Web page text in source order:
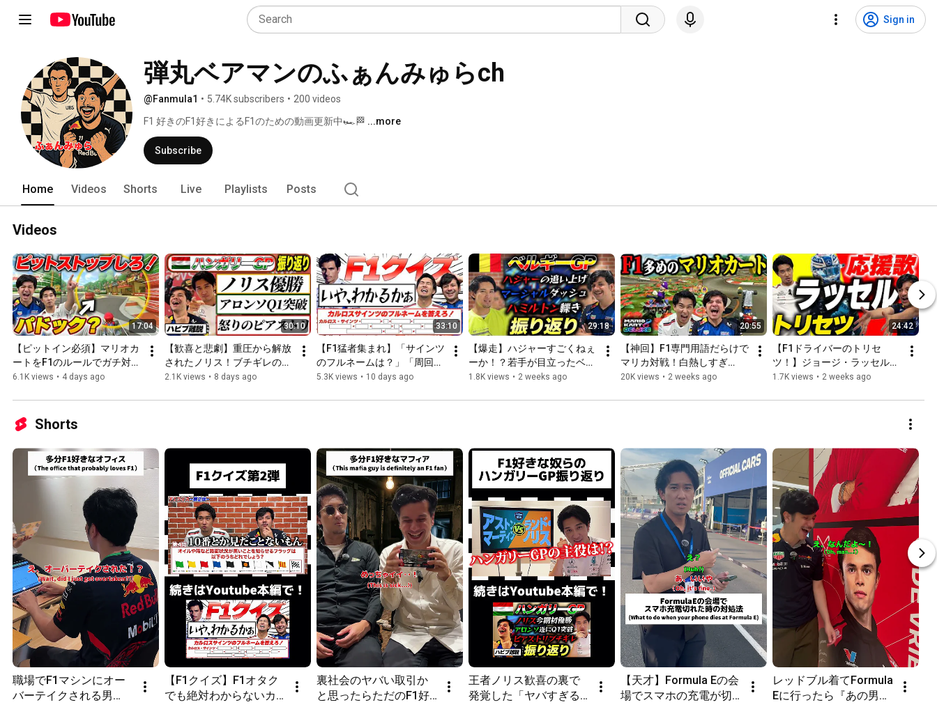
Sign in
弾丸ベアマンのふぁんみゅらch
@Fanmula1 • 5.74K subscribers • 200 videos
F1 好きのF1好きによるF1のための動画更新中🏎️🏁 ...more
Subscribe
Home Videos Shorts Live Playlists Posts
Videos
17:04
【ピットイン必須】マリオカ
ートをF1のルールでガチ対決
してみたらヤバすぎた【マリ
6.1K views • 4 days ago
30:10
【歓喜と悲劇】重圧から解放
されたノリス！ブチギレのピ
アストリ！マクラーレンの明
り返り【F1/2026年第10戦】
2.1K views • 8 days ago
33:10
【F1猛者集まれ】「サインツ
のフルネームは？」「周回数
はどうやって決まってい
楽しすぎる！【第2回F1クイ
5.3K views • 10 days ago
29:18
【爆走】ハジャーすごくねぇ
ーか！？若手が目立ったベル
ギーGP振り返り【F1/2026年
1.8K views • 2 weeks ago
20:55
【神回】F1専門用語だらけで
マリカ対戦！白熱しすぎ
て"最終戦アブダビGP"ばりに
8DX】
20K views • 2 weeks ago
24:42
【F1ドライバーのトリセ
ツ！】ジョージ・ラッセルの
徹底解剖&最後は専用の『応
1.7K views • 2 weeks ago
Shorts
職場でF1マシンにオー
バーテイクされる男
【F1クイズ】F1オタク
でも絶対わからないカ
裏社会のヤバい取引か
と思ったらただのF1好
王者ノリス歓喜の裏で
発覚した「ヤバすぎる
【天才】Formula Eの会
場でスマホの充電が切
レッドブル着てFormula
Eに行ったら『あの男』